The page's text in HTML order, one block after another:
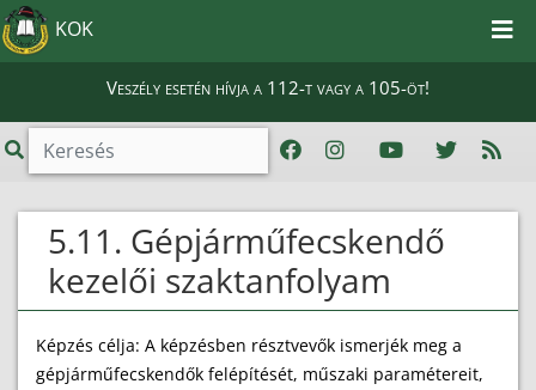
KOK
Veszély esetén hívja a 112-t vagy a 105-öt!
5.11. Gépjárműfecskendő
kezelői szaktanfolyam
Képzés célja: A képzésben résztvevők ismerjék meg a
gépjárműfecskendők felépítését, műszaki paramétereit,